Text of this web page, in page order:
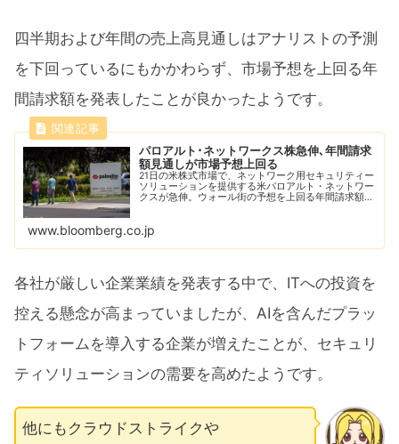
四半期および年間の売上高見通しはアナリストの予測
を下回っているにもかかわらず、市場予想を上回る年
間請求額を発表したことが良かったようです。
パロアルト･ネットワークス株急伸､年間請求
額見通しが市場予想上回る
21日の米株式市場で、ネットワーク用セキュリティー
ソリューションを提供する米パロアルト・ネットワー
クスが急伸。ウォール街の予想を上回る年間請求額を
www.bloomberg.co.jp
各社が厳しい企業業績を発表する中で、ITへの投資を
控える懸念が高まっていましたが、AIを含んだプラッ
トフォームを導入する企業が増えたことが、セキュリ
ティソリューションの需要を高めたようです。
他にもクラウドストライクや